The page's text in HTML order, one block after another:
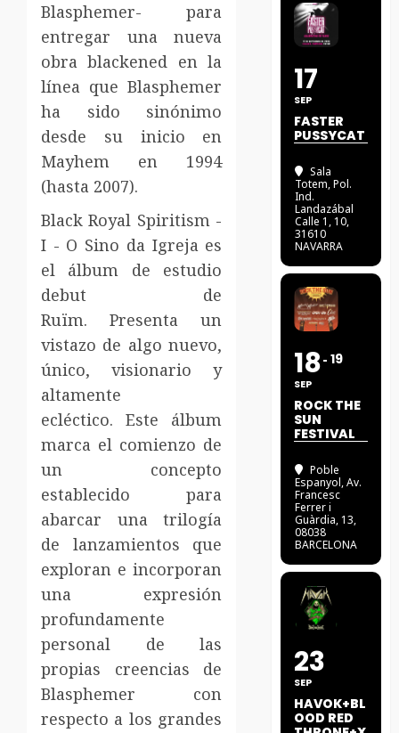
Blasphemer- para
entregar una nueva
obra blackened en la
línea que Blasphemer
ha sido sinónimo
desde su inicio en
Mayhem en 1994
(hasta 2007).
Black Royal Spiritism -
I - O Sino da Igreja es
el álbum de estudio
debut de
Ruïm. Presenta un
vistazo de algo nuevo,
único, visionario y
altamente
ecléctico. Este álbum
marca el comienzo de
un concepto
establecido para
abarcar una trilogía
de lanzamientos que
exploran e incorporan
una expresión
profundamente
personal de las
propias creencias de
Blasphemer con
respecto a los grandes
17
SEP
FASTER
PUSSYCAT
Sala
Totem, Pol.
Ind.
Landazábal
Calle 1, 10,
31610
NAVARRA
18
SEP
19
ROCK THE
SUN
FESTIVAL
Poble
Espanyol, Av.
Francesc
Ferrer i
Guàrdia, 13,
08038
BARCELONA
23
SEP
HAVOK+BL
OOD RED